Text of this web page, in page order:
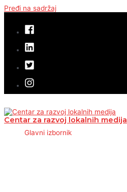
Pređi na sadržaj
Centar za razvoj lokalnih medija
Glavni izbornik